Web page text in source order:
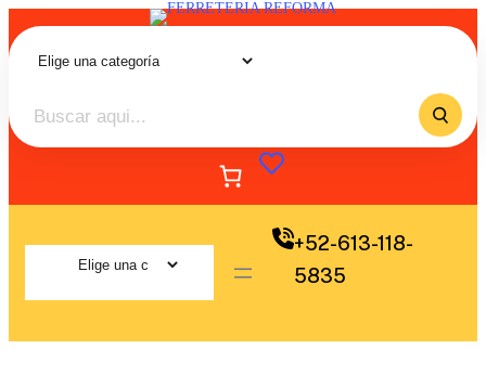
+52-613-118-
5835